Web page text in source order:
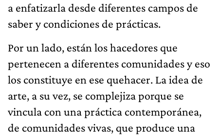
a enfatizarla desde diferentes campos de
saber y condiciones de prácticas.
Por un lado, están los hacedores que
pertenecen a diferentes comunidades y eso
los constituye en ese quehacer. La idea de
arte, a su vez, se complejiza porque se
vincula con una práctica contemporánea,
de comunidades vivas, que produce una